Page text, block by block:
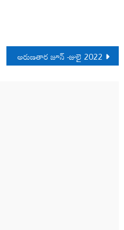
అరుణతార జూన్ -జులై 2022